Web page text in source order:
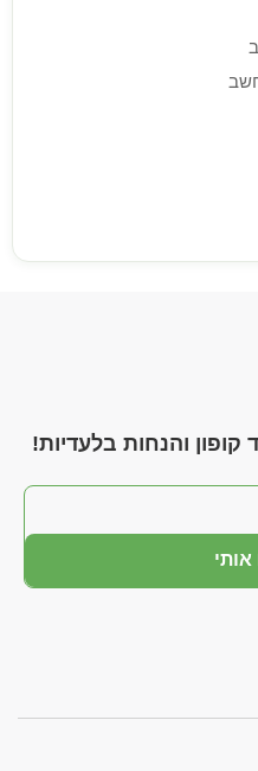
קופון והנחות בלעדיות!